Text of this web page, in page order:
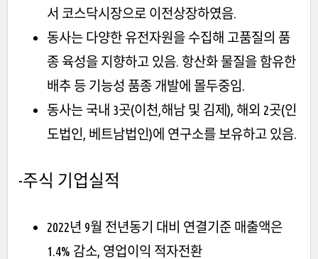
서 코스닥시장으로 이전상장하였음.
동사는 다양한 유전자원을 수집해 고품질의 품
종 육성을 지향하고 있음. 항산화 물질을 함유한
배추 등 기능성 품종 개발에 몰두중임.
동사는 국내 3곳(이천,해남 및 김제), 해외 2곳(인
도법인, 베트남법인)에 연구소를 보유하고 있음.
-주식 기업실적
2022년 9월 전년동기 대비 연결기준 매출액은
1.4% 감소, 영업이익 적자전환